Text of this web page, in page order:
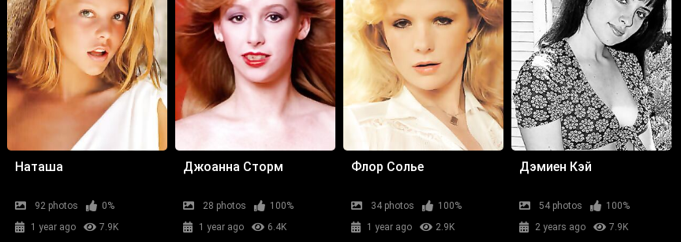
Наташа
92 photos
0%
1 year ago
7.9K
Джоанна Сторм
28 photos
100%
1 year ago
6.4K
Флор Солье
34 photos
100%
1 year ago
2.9K
Дэмиен Кэй
54 photos
100%
2 years ago
7.9K